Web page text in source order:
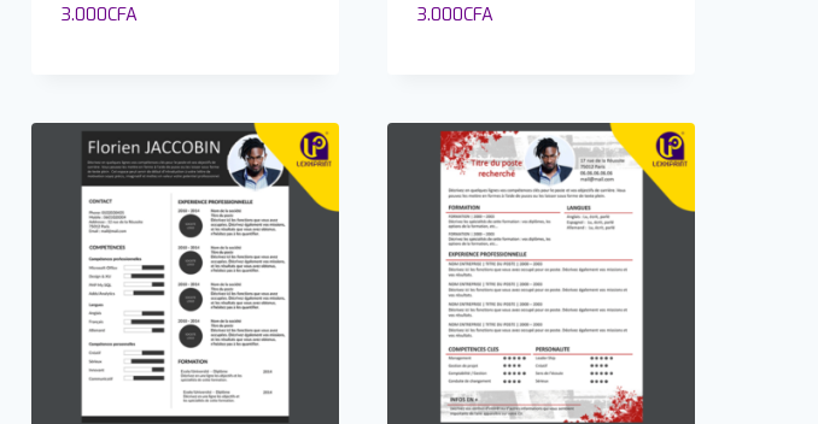
3.000CFA 3.000CFA